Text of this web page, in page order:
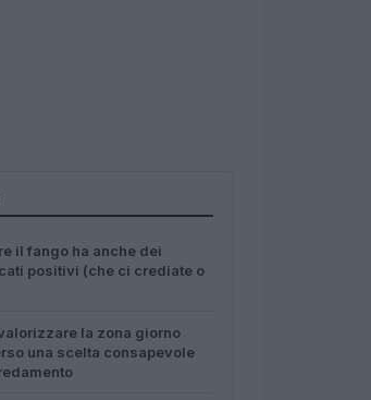
il fango ha anche dei
positivi (che ci crediate o
la zona giorno
una scelta consapevole